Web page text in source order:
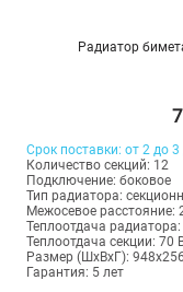
Радиатор
Срок поставки: от 2 до 3
Количество секций: 12
Подключение: боковое
Тип радиатора:
Межосевое расстояние:
Теплоотдача
Теплоотдача секции: 70
Размер (ШхВхГ):
Гарантия: 5 лет